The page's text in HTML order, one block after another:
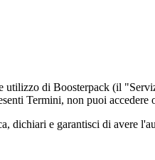
utilizzo di Boosterpack (il
Termini, non puoi
dichiari e garantisci di avere